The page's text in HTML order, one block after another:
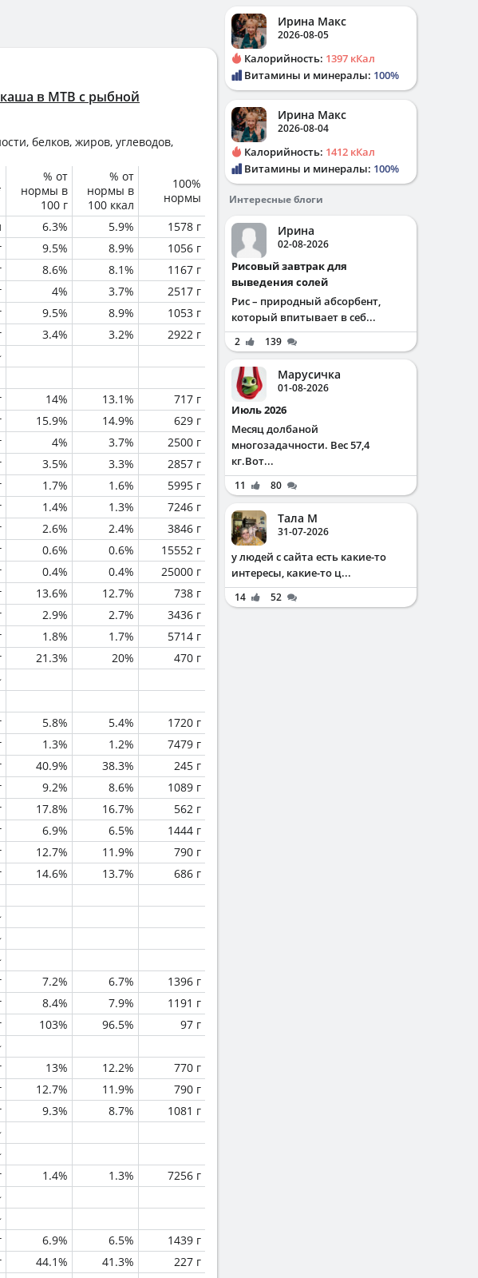
в МТВ с рыбной
белков, жиров, углеводов,
% от
нормы в
100 г
% от
нормы в
100 ккал
100%
нормы
6.3% 5.9%
1578 г
9.5% 8.9%
1056 г
8.6% 8.1%
1167 г
4% 3.7%
2517 г
9.5% 8.9%
1053 г
3.4% 3.2%
2922 г
14% 13.1%
717 г
15.9% 14.9%
629 г
4% 3.7%
2500 г
3.5% 3.3%
2857 г
1.7% 1.6%
5995 г
1.4% 1.3%
7246 г
2.6% 2.4%
3846 г
0.6% 0.6%
15552 г
0.4% 0.4%
25000 г
13.6% 12.7%
738 г
2.9% 2.7%
3436 г
1.8% 1.7%
5714 г
21.3% 20%
470 г
5.8% 5.4%
1720 г
1.3% 1.2%
7479 г
40.9% 38.3%
245 г
9.2% 8.6%
1089 г
17.8% 16.7%
562 г
6.9% 6.5%
1444 г
12.7% 11.9%
790 г
14.6% 13.7% 686 г
7.2% 6.7%
1396 г
8.4% 7.9%
1191 г
103% 96.5%
97 г
13% 12.2%
770 г
12.7% 11.9%
790 г
9.3% 8.7%
1081 г
1.4% 1.3%
7256 г
6.9% 6.5%
1439 г
44.1% 41.3%
227 г
Ирина Макс
2026-08-05
Калорийность: 1397 кКал
Витамины и минералы: 100%
Ирина Макс
2026-08-04
Калорийность: 1412 кКал
Витамины и минералы: 100%
Интересные блоги
Ирина
02-08-2026
Рисовый завтрак для
выведения солей
Рис – природный абсорбент,
который впитывает в себ...
2 139
Марусичка
01-08-2026
Июль 2026
Месяц долбаной
многозадачности. Вес 57,4
кг.Вот...
11 80
Тала М
31-07-2026
у людей с сайта есть какие-то
интересы, какие-то ц...
14 52